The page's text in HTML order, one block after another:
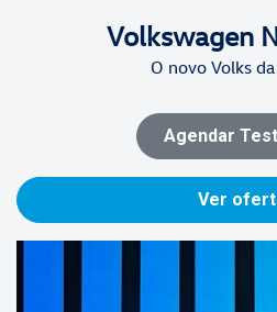
Volkswagen
O novo Volks
Agendar
Ver